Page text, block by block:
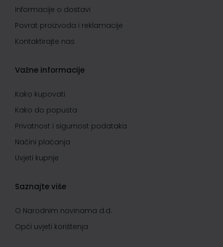
Informacije o dostavi
Povrat proizvoda i reklamacije
Kontaktirajte nas
Važne informacije
Kako kupovati
Kako do popusta
Privatnost i sigurnost podataka
Načini plaćanja
Uvjeti kupnje
Saznajte više
O Narodnim novinama d.d.
Opći uvjeti korištenja